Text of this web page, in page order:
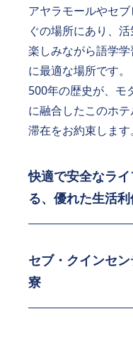
アヤラモールやセ
ぐの場所にあり、
楽しみながら語学
に最適な場所です。
500年の歴史が、モ
に融合したこのホ
滞在をお約束します。
快適で安全なラ
る、優れた生活
セブ・クインセ
寮